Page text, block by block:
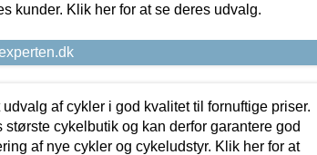
kunder. Klik her for at se deres udvalg.
af cykler i god kvalitet til fornuftige priser.
største cykelbutik og kan derfor garantere god
af nye cykler og cykeludstyr. Klik her for at